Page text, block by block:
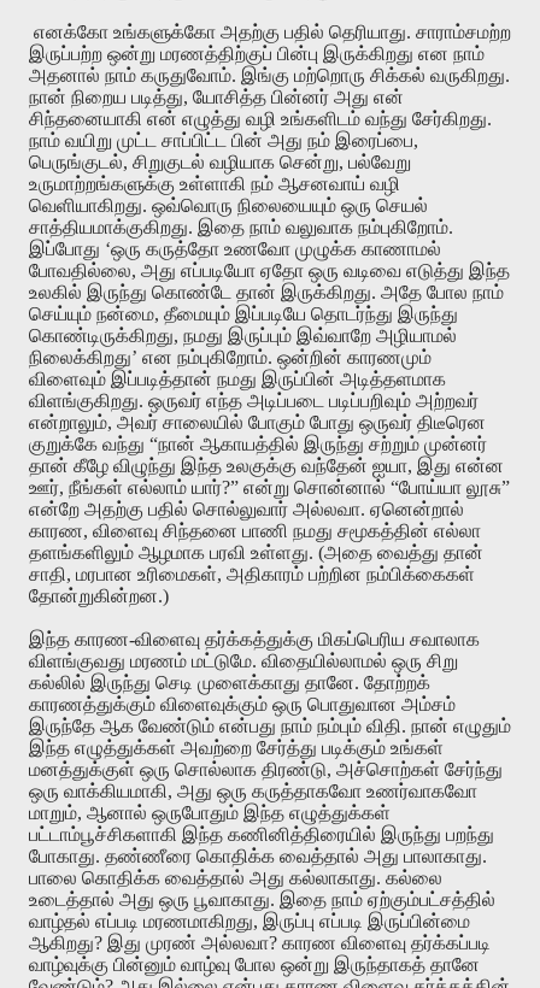
எனக்கோ உங்களுக்கோ அதற்கு பதில் தெரியாது. சாராம்சமற்ற
இருப்பற்ற ஒன்று மரணத்திற்குப் பின்பு இருக்கிறது என நாம்
அதனால் நாம் கருதுவோம். இங்கு மற்றொரு சிக்கல் வருகிறது.
நான் நிறைய படித்து, யோசித்த பின்னர் அது என்
சிந்தனையாகி என் எழுத்து வழி உங்களிடம் வந்து சேர்கிறது.
நாம் வயிறு முட்ட சாப்பிட்ட பின் அது நம் இரைப்பை,
பெருங்குடல், சிறுகுடல் வழியாக சென்று, பல்வேறு
உருமாற்றங்களுக்கு உள்ளாகி நம் ஆசனவாய் வழி
வெளியாகிறது. ஒவ்வொரு நிலையையும் ஒரு செயல்
சாத்தியமாக்குகிறது. இதை நாம் வலுவாக நம்புகிறோம்.
இப்போது ‘ஒரு கருத்தோ உணவோ முழுக்க காணாமல்
போவதில்லை, அது எப்படியோ ஏதோ ஒரு வடிவை எடுத்து இந்த
உலகில் இருந்து கொண்டே தான் இருக்கிறது. அதே போல நாம்
செய்யும் நன்மை, தீமையும் இப்படியே தொடர்ந்து இருந்து
கொண்டிருக்கிறது, நமது இருப்பும் இவ்வாறே அழியாமல்
நிலைக்கிறது’ என நம்புகிறோம். ஒன்றின் காரணமும்
விளைவும் இப்படித்தான் நமது இருப்பின் அடித்தளமாக
விளங்குகிறது. ஒருவர் எந்த அடிப்படை படிப்பறிவும் அற்றவர்
என்றாலும், அவர் சாலையில் போகும் போது ஒருவர் திடீரென
குறுக்கே வந்து “நான் ஆகாயத்தில் இருந்து சற்றும் முன்னர்
தான் கீழே விழுந்து இந்த உலகுக்கு வந்தேன் ஐயா, இது என்ன
ஊர், நீங்கள் எல்லாம் யார்?” என்று சொன்னால் “போய்யா லூசு”
என்றே அதற்கு பதில் சொல்லுவார் அல்லவா. ஏனென்றால்
காரண, விளைவு சிந்தனை பாணி நமது சமூகத்தின் எல்லா
தளங்களிலும் ஆழமாக பரவி உள்ளது. (அதை வைத்து தான்
சாதி, மரபான உரிமைகள், அதிகாரம் பற்றின நம்பிக்கைகள்
தோன்றுகின்றன.)
இந்த காரண-விளைவு தர்க்கத்துக்கு மிகப்பெரிய சவாலாக
விளங்குவது மரணம் மட்டுமே. விதையில்லாமல் ஒரு சிறு
கல்லில் இருந்து செடி முளைக்காது தானே. தோற்றக்
காரணத்துக்கும் விளைவுக்கும் ஒரு பொதுவான அம்சம்
இருந்தே ஆக வேண்டும் என்பது நாம் நம்பும் விதி. நான் எழுதும்
இந்த எழுத்துக்கள் அவற்றை சேர்த்து படிக்கும் உங்கள்
மனத்துக்குள் ஒரு சொல்லாக திரண்டு, அச்சொற்கள் சேர்ந்து
ஒரு வாக்கியமாகி, அது ஒரு கருத்தாகவோ உணர்வாகவோ
மாறும், ஆனால் ஒருபோதும் இந்த எழுத்துக்கள்
பட்டாம்பூச்சிகளாகி இந்த கணினித்திரையில் இருந்து பறந்து
போகாது. தண்ணீரை கொதிக்க வைத்தால் அது பாலாகாது.
பாலை கொதிக்க வைத்தால் அது கல்லாகாது. கல்லை
உடைத்தால் அது ஒரு பூவாகாது. இதை நாம் ஏற்கும்பட்சத்தில்
வாழ்தல் எப்படி மரணமாகிறது, இருப்பு எப்படி இருப்பின்மை
ஆகிறது? இது முரண் அல்லவா? காரண விளைவு தர்க்கப்படி
வாழ்வுக்கு பின்னும் வாழ்வு போல ஒன்று இருந்தாகத் தானே